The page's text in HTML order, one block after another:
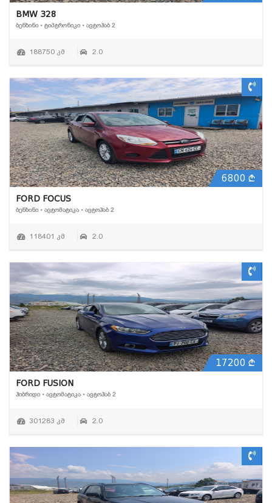
BMW 328
ᲑᲔᲜᲖᲘᲜᲘ • ᲢᲘᲞᲢᲠᲝᲜᲘᲙᲘ • ᲐᲕᲢᲝᲰᲐᲑ 2
188750 კმ 2.0
6800
FORD FOCUS
ᲑᲔᲜᲖᲘᲜᲘ • ᲐᲕᲢᲝᲛᲐᲢᲘᲙᲐ • ᲐᲕᲢᲝᲰᲐᲑ 2
118401 კმ 2.0
17200
FORD FUSION
ᲰᲘᲑᲠᲘᲓᲘ • ᲐᲕᲢᲝᲛᲐᲢᲘᲙᲐ • ᲐᲕᲢᲝᲰᲐᲑ 2
301283 კმ 2.0